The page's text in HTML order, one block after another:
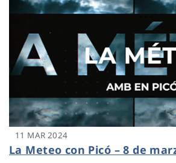
11 MAR 2024
La Meteo con Picó – 8 de